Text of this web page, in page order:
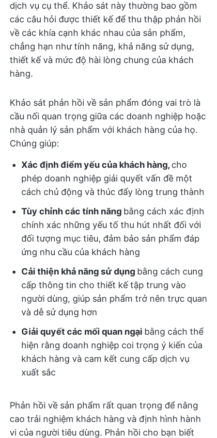
dịch vụ cụ thể. Khảo sát này thường bao gồm
các câu hỏi được thiết kế để thu thập phản hồi
về các khía cạnh khác nhau của sản phẩm,
chẳng hạn như tính năng, khả năng sử dụng,
thiết kế và mức độ hài lòng chung của khách
hàng.
Khảo sát phản hồi về sản phẩm đóng vai trò là
cầu nối quan trọng giữa các doanh nghiệp hoặc
nhà quản lý sản phẩm với khách hàng của họ.
Chúng giúp:
Xác định điểm yếu của khách hàng, cho
phép doanh nghiệp giải quyết vấn đề một
cách chủ động và thúc đẩy lòng trung thành
Tùy chỉnh các tính năng bằng cách xác định
chính xác những yếu tố thu hút nhất đối với
đối tượng mục tiêu, đảm bảo sản phẩm đáp
ứng nhu cầu của khách hàng
Cải thiện khả năng sử dụng bằng cách cung
cấp thông tin cho thiết kế tập trung vào
người dùng, giúp sản phẩm trở nên trực quan
và dễ sử dụng hơn
Giải quyết các mối quan ngại bằng cách thể
hiện rằng doanh nghiệp coi trọng ý kiến của
khách hàng và cam kết cung cấp dịch vụ
xuất sắc
Phản hồi về sản phẩm rất quan trọng để nâng
cao trải nghiệm khách hàng và định hình hành
vi của người tiêu dùng. Phản hồi cho bạn biết